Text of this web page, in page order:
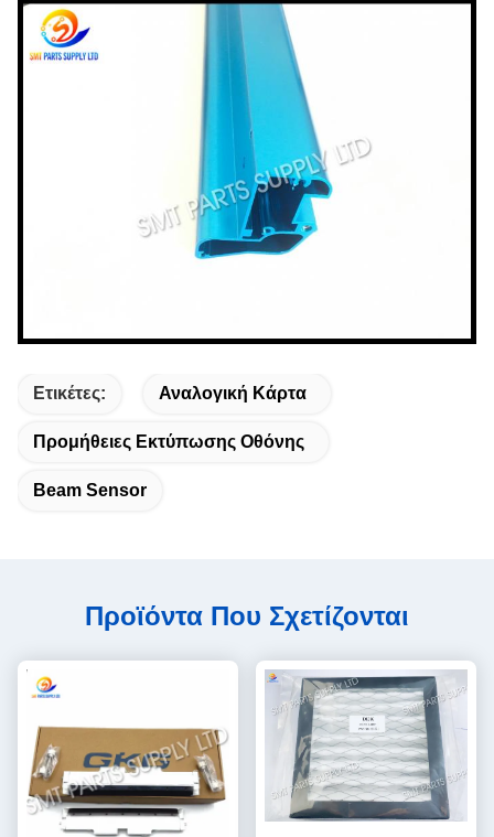
Ετικέτες: Αναλογική Κάρτα
Προμήθειες Εκτύπωσης Οθόνης
Beam Sensor
Προϊόντα Που Σχετίζονται